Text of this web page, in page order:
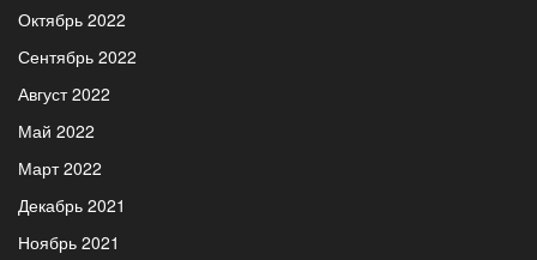
Октябрь 2022
Сентябрь 2022
Август 2022
Май 2022
Март 2022
Декабрь 2021
Ноябрь 2021